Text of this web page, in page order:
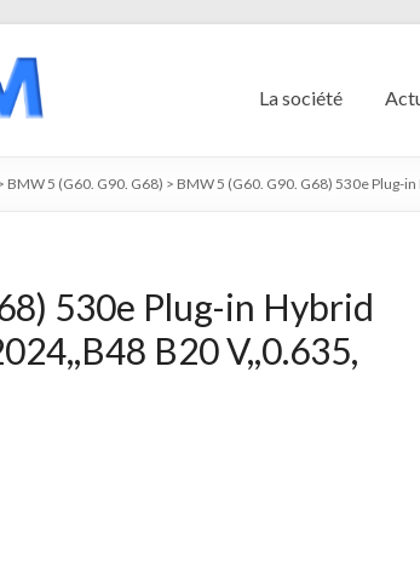
La société
BMW 5 (G60. G90. G68) > BMW 5 (G60. G90. G68) 530e Plug-
530e Plug-in Hybrid
B20 V,,0.635,